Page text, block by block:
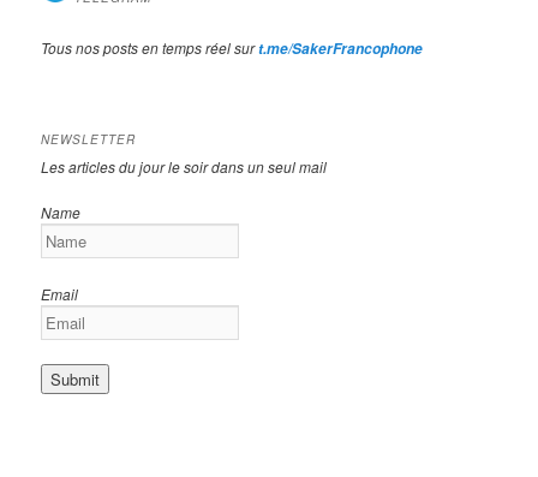
Tous nos posts en temps réel surt.me/SakerFrancophone
NEWSLETTER
Les articles du jour le soir dans un seul mail
Name
Email